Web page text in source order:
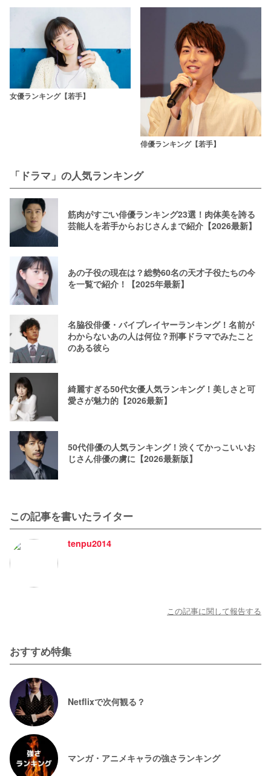
女優ランキング【若手】
俳優ランキング【若手】
「ドラマ」の人気ランキング
筋肉がすごい俳優ランキング23選！肉体美を誇る
芸能人を若手からおじさんまで紹介【2026最新】
あの子役の現在は？総勢60名の天才子役たちの今
を一覧で紹介！【2025年最新】
名脇役俳優・バイプレイヤーランキング！名前が
わからないあの人は何位？刑事ドラマでみたこと
のある彼ら
綺麗すぎる50代女優人気ランキング！美しさと可
愛さが魅力的【2026最新】
50代俳優の人気ランキング！渋くてかっこいいお
じさん俳優の虜に【2026最新版】
この記事を書いたライター
tenpu2014
この記事に関して報告する
おすすめ特集
Netflixで次何観る？
マンガ・アニメキャラの強さランキング